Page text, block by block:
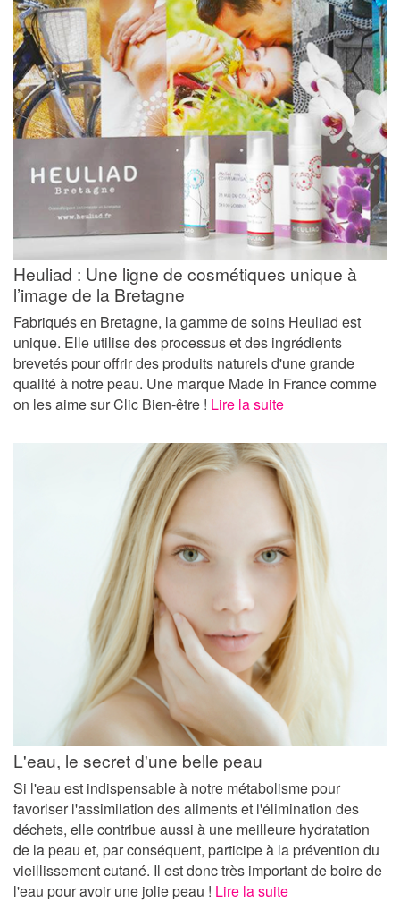
Heuliad : Une ligne de cosmétiques unique à
l’image de la Bretagne
Fabriqués en Bretagne, la gamme de soins Heuliad est
unique. Elle utilise des processus et des ingrédients
brevetés pour offrir des produits naturels d'une grande
qualité à notre peau. Une marque Made in France comme
on les aime sur Clic Bien-être ! Lire la suite
L'eau, le secret d'une belle peau
Si l'eau est indispensable à notre métabolisme pour
favoriser l'assimilation des aliments et l'élimination des
déchets, elle contribue aussi à une meilleure hydratation
de la peau et, par conséquent, participe à la prévention du
vieillissement cutané. Il est donc très important de boire de
l'eau pour avoir une jolie peau ! Lire la suite